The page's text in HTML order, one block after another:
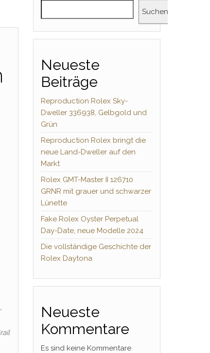
Suchen
Neueste
Beiträge
Reproduction Rolex Sky-
Dweller 336938, Gelbgold und
Grün
Reproduction Rolex bringt die
neue Land-Dweller auf den
Markt
Rolex GMT-Master II 126710
GRNR mit grauer und schwarzer
Lünette
Fake Rolex Oyster Perpetual
Day-Date, neue Modelle 2024
Die vollständige Geschichte der
Rolex Daytona
Neueste
Kommentare
Es sind keine Kommentare